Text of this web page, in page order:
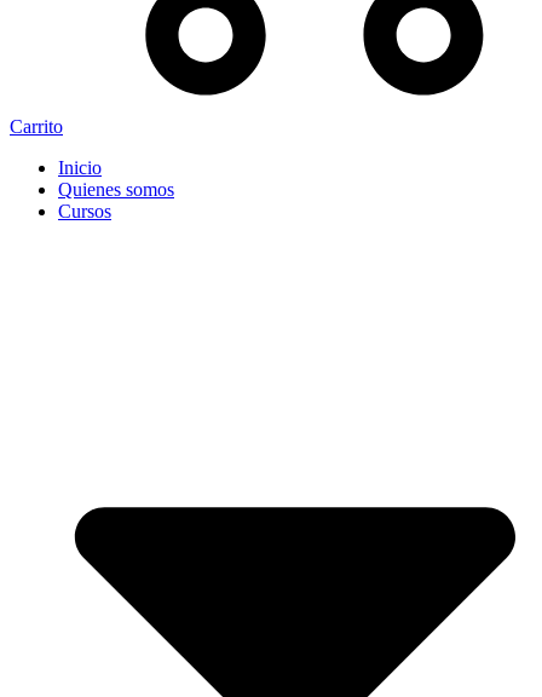
Carrito
Inicio
Quienes somos
Cursos